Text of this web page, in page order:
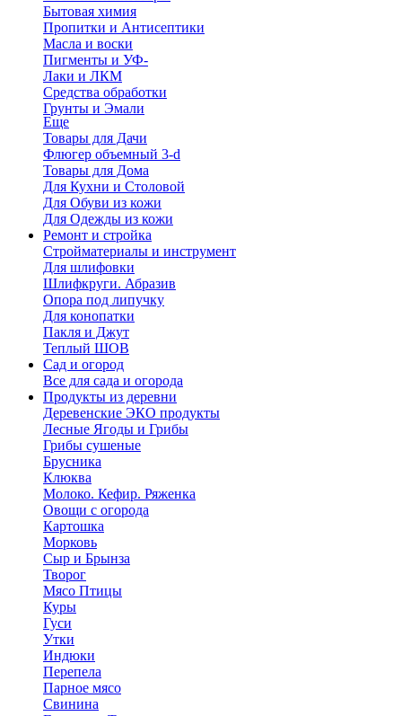
Бытовая химия
Пропитки и Антисептики
Масла и воски
Пигменты и УФ-
Лаки и ЛКМ
Средства обработки
Грунты и Эмали
Еще
Товары для Дачи
Флюгер объемный 3-d
Товары для Дома
Для Кухни и Столовой
Для Обуви из кожи
Для Одежды из кожи
Ремонт и стройка
Стройматериалы и инструмент
Для шлифовки
Шлифкруги. Абразив
Опора под липучку
Для конопатки
Пакля и Джут
Теплый ШОВ
Сад и огород
Все для сада и огорода
Продукты из деревни
Деревенские ЭКО продукты
Лесные Ягоды и Грибы
Грибы сушеные
Брусника
Клюква
Молоко. Кефир. Ряженка
Овощи с огорода
Картошка
Морковь
Сыр и Брынза
Творог
Мясо Птицы
Куры
Гуси
Утки
Индюки
Перепела
Парное мясо
Свинина